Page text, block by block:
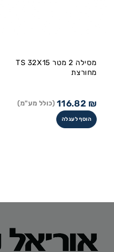
מסילה 2 מטר TS 32X15
מחורצת
116.82 ₪ (כולל מע"מ)
הוסף לעגלה